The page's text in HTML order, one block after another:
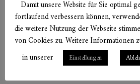
Damit unsere Website für Sie optimal
fortlaufend verbessern können,
die weitere Nutzung der Webseite
von Cookies zu. Weitere Informationen
in unserer
Einstellungen